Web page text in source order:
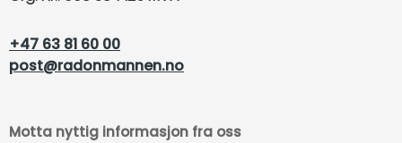
+47 63 81 60 00
post@radonmannen.no
Motta nyttig informasjon fra oss